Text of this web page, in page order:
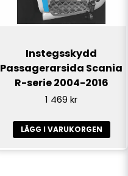
Instegsskydd
Passagerarsida Scania
R-serie 2004-2016
1 469 kr
LÄGG I VARUKORGEN